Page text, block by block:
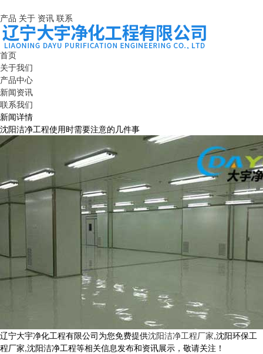
产品 关于 资讯 联系
首页
关于我们
产品中心
新闻资讯
联系我们
新闻详情
沈阳洁净工程使用时需要注意的几件事
辽宁大宇净化工程有限公司为您免费提供沈阳洁净工程厂家,沈阳环保工
程厂家,沈阳洁净工程等相关信息发布和资讯展示，敬请关注！